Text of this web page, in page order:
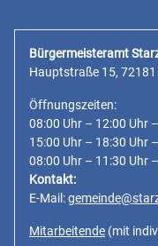
Bürgermeisteramt
Hauptstraße 15,
Öffnungszeiten:
08:00 Uhr – 12:00 Uhr
15:00 Uhr – 18:30 Uhr
08:00 Uhr – 11:30 Uhr
Kontakt:
E-Mail:
Mitarbeitende (mit